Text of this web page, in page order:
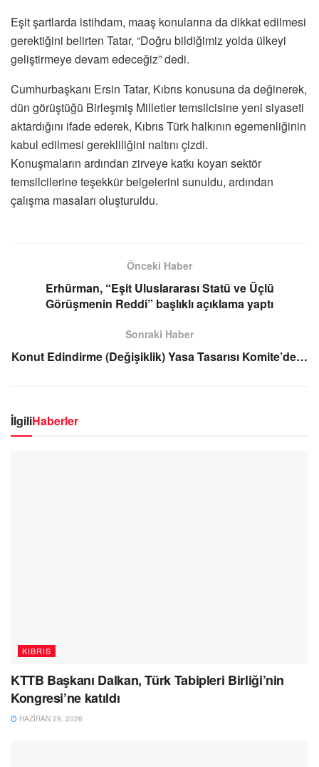
Eşit şartlarda istihdam, maaş konularına da dikkat edilmesi
gerektiğini belirten Tatar, “Doğru bildiğimiz yolda ülkeyi
geliştirmeye devam edeceğiz” dedi.
Cumhurbaşkanı Ersin Tatar, Kıbrıs konusuna da değinerek,
dün görüştüğü Birleşmiş Milletler temsilcisine yeni siyaseti
aktardığını ifade ederek, Kıbrıs Türk halkının egemenliğinin
kabul edilmesi gerekliliğini naltını çizdi.
Konuşmaların ardından zirveye katkı koyan sektör
temsilcilerine teşekkür belgelerini sunuldu, ardından
çalışma masaları oluşturuldu.
Önceki Haber
Erhürman, “Eşit Uluslararası Statü ve Üçlü
Görüşmenin Reddi” başlıklı açıklama yaptı
Sonraki Haber
Konut Edindirme (Değişiklik) Yasa Tasarısı Komite’de…
İlgiliHaberler
KIBRIS
KTTB Başkanı Dalkan, Türk Tabipleri Birliği’nin
Kongresi’ne katıldı
HAZIRAN 29, 2026